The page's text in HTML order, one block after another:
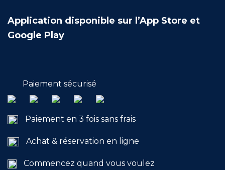
Application disponible sur l’App Store et
Google Play
Paiement sécurisé
Paiement en 3 fois sans frais
Achat & réservation en ligne
Commencez quand vous voulez